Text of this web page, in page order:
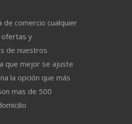
de comercio cualquier
ofertas y
de nuestros
que mejor se ajuste
la opción que más
mas de 500